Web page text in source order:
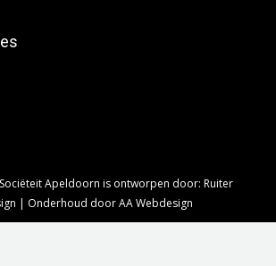
Apeldoorn is ontworpen door: Ruiter
| Onderhoud doorAA Webdesign